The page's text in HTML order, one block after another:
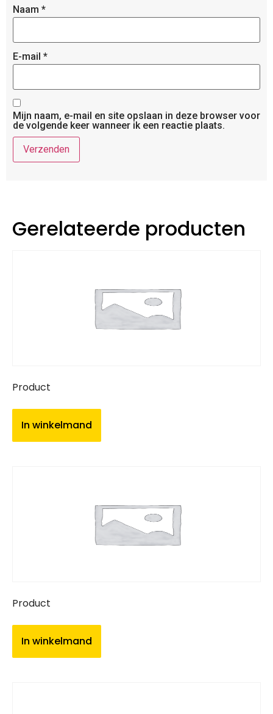
Naam *
E-mail *
Mijn naam, e-mail en site opslaan in deze browser voor
de volgende keer wanneer ik een reactie plaats.
Gerelateerde producten
Product
In winkelmand
Product
In winkelmand